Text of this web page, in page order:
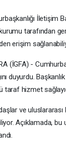
İletişim
tarafından
erişim
(İGFA) -
duyurdu.
taraf hizmet
ve uluslararası
Açıklamada,